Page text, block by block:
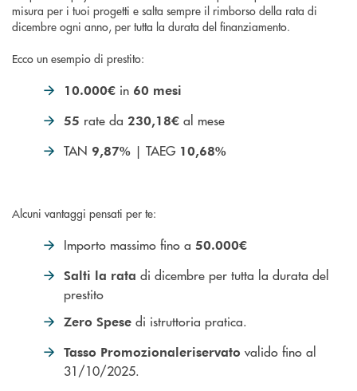
misura per i tuoi progetti e salta sempre il rimborso della rata di
dicembre ogni anno, per tutta la durata del finanziamento.
Ecco un esempio di prestito:
10.000€ in 60 mesi
55 rate da 230,18€ al mese
TAN 9,87% | TAEG 10,68%
Alcuni vantaggi pensati per te:
Importo massimo fino a 50.000€
Salti la rata di dicembre per tutta la durata del
prestito
Zero Spese di istruttoria pratica.
Tasso Promozionaleriservato valido fino al
31/10/2025.